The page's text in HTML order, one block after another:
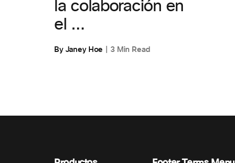
la colaboración en
el ...
By Janey Hoe 3 Min Read